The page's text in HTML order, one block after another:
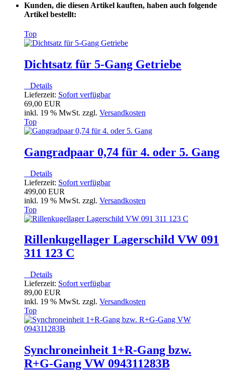
Kunden, die diesen Artikel kauften, haben auch folgende
Artikel bestellt:
Top
Dichtsatz für 5-Gang Getriebe
Details
Lieferzeit: Sofort verfügbar
69,00 EUR
inkl. 19 % MwSt. zzgl. Versandkosten
Top
Gangradpaar 0,74 für 4. oder 5. Gang
Details
Lieferzeit: Sofort verfügbar
499,00 EUR
inkl. 19 % MwSt. zzgl. Versandkosten
Top
Rillenkugellager Lagerschild VW 091
311 123 C
Details
Lieferzeit: Sofort verfügbar
89,00 EUR
inkl. 19 % MwSt. zzgl. Versandkosten
Top
Synchroneinheit 1+R-Gang bzw.
R+G-Gang VW 094311283B